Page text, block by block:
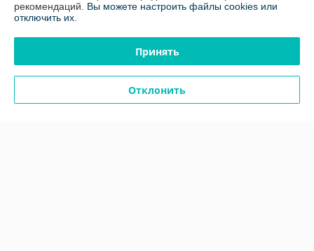
Политика обработки cookies
Сайт создан на платформе Deal.by
рекомендаций. Вы можете настроить файлы cookies или
отключить их.
Принять
Отклонить